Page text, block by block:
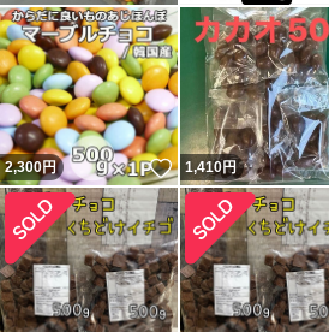
2,300円 いいね！
1,410円